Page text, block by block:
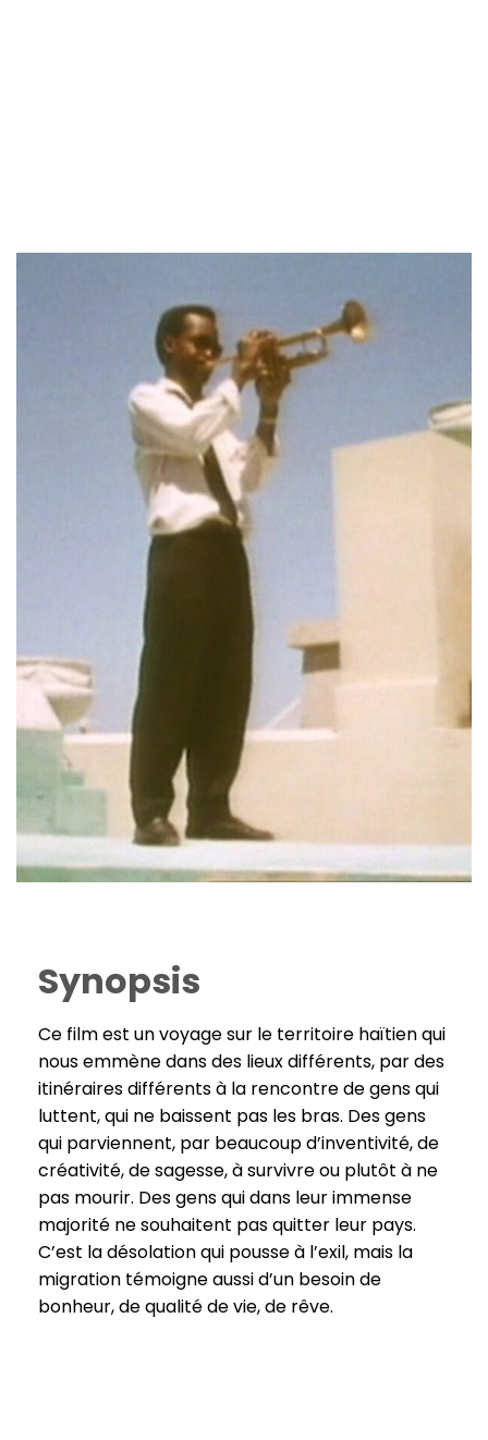
Synopsis
Ce film est un voyage sur le territoire haïtien qui
nous emmène dans des lieux différents, par des
itinéraires différents à la rencontre de gens qui
luttent, qui ne baissent pas les bras. Des gens
qui parviennent, par beaucoup d’inventivité, de
créativité, de sagesse, à survivre ou plutôt à ne
pas mourir. Des gens qui dans leur immense
majorité ne souhaitent pas quitter leur pays.
C’est la désolation qui pousse à l’exil, mais la
migration témoigne aussi d’un besoin de
bonheur, de qualité de vie, de rêve.